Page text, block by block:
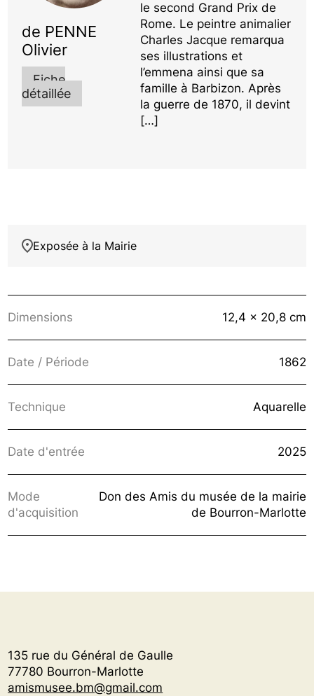
de PENNE
Olivier
Fiche
détaillée
le second Grand Prix de
Rome. Le peintre animalier
Charles Jacque remarqua
ses illustrations et
l’emmena ainsi que sa
famille à Barbizon. Après
la guerre de 1870, il devint
[…]
Exposée à la Mairie
Dimensions 12,4 x 20,8 cm
Date / Période 1862
Technique Aquarelle
Date d'entrée 2025
Mode
d'acquisition
Don des Amis du musée de la mairie
de Bourron-Marlotte
135 rue du Général de Gaulle
77780 Bourron-Marlotte
amismusee.bm@gmail.com